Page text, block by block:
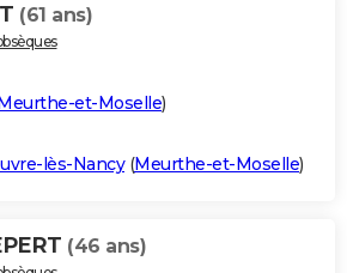
(61 ans)
et-Moselle)
lès-Nancy(Meurthe-et-Moselle)
(46 ans)